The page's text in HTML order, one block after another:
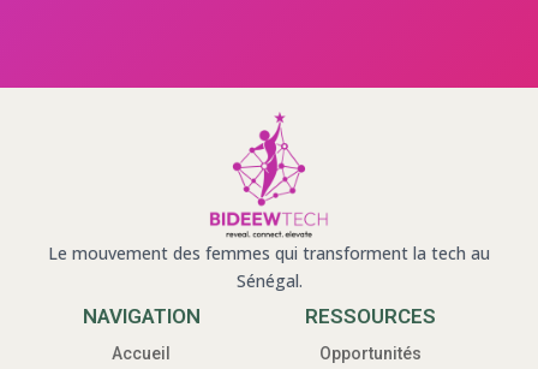
Le mouvement des femmes qui transforment la tech au
Sénégal.
NAVIGATION
Accueil
RESSOURCES
Opportunités